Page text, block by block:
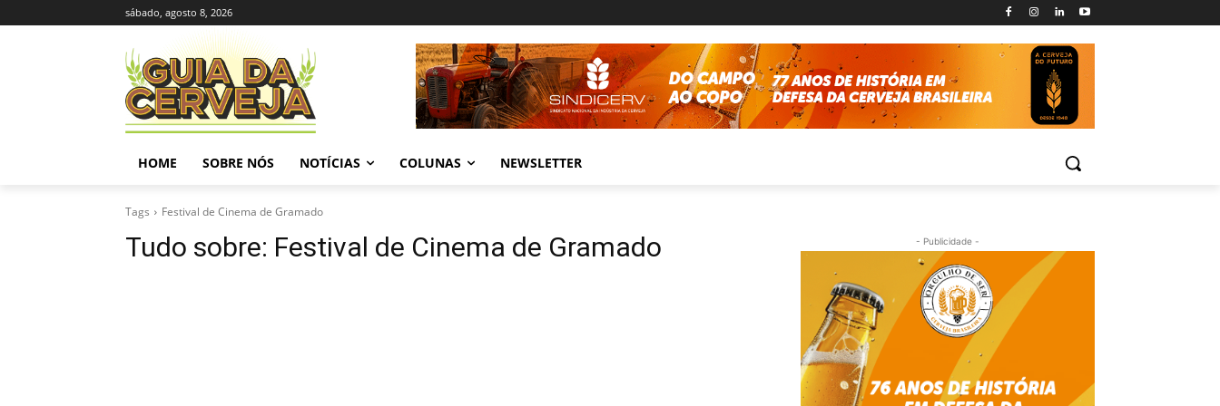
sábado, agosto 8, 2026
HOME SOBRE NÓS NOTÍCIAS COLUNAS NEWSLETTER
Tags Festival de Cinema de Gramado
Tudo sobre: Festival de Cinema de Gramado - Publicidade -